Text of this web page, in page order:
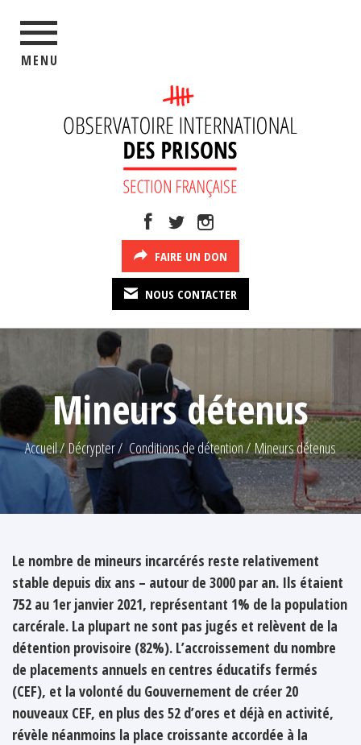
MENU
FAIRE UN DON
NOUS CONTACTER
Mineurs détenus
Accueil Décrypter Conditions de détention Mineurs détenus
Le nombre de mineurs incarcérés reste relativement
stable depuis dix ans – autour de 3000 par an. Ils étaient
752 au 1er janvier 2021, représentant 1% de la population
carcérale. La plupart ne sont pas jugés et relèvent de la
détention provisoire (82%). L’accroissement du nombre
de placements annuels en centres éducatifs fermés
(CEF), et la volonté du Gouvernement de créer 20
nouveaux CEF, en plus des 52 d’ores et déjà en activité,
révèle néanmoins la place croissante accordée à la